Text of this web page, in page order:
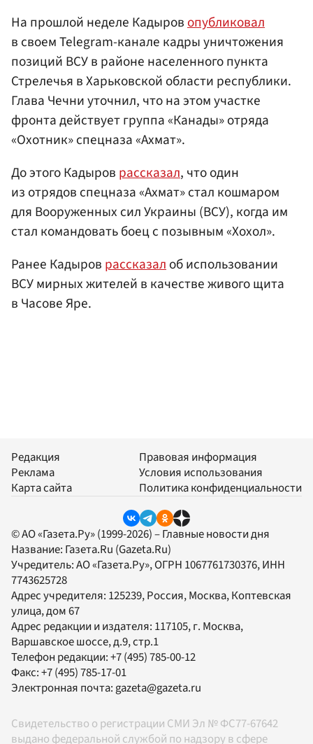
На прошлой неделе Кадыров опубликовал
в своем Telegram-канале кадры уничтожения
позиций ВСУ в районе населенного пункта
Стрелечья в Харьковской области республики.
Глава Чечни уточнил, что на этом участке
фронта действует группа «Канады» отряда
«Охотник» спецназа «Ахмат».
До этого Кадыров рассказал, что один
из отрядов спецназа «Ахмат» стал кошмаром
для Вооруженных сил Украины (ВСУ), когда им
стал командовать боец с позывным «Хохол».
Ранее Кадыров рассказалоб использовании
ВСУ мирных жителей в качестве живого щита
в Часове Яре.
Редакция
Реклама
Карта сайта
Правовая информация
Условия использования
Политика конфиденциальности
© АО «Газета.Ру» (1999-2026) – Главные новости дня
Название: Газета.Ru (Gazeta.Ru)
Учредитель:АО «Газета.Ру», ОГРН 1067761730376, ИНН
7743625728
Адрес учредителя: 125239, Россия, Москва, Коптевская
улица, дом 67
Адрес редакции и издателя: 117105, г. Москва,
Варшавское шоссе, д.9, стр.1
Телефон редакции:+7 (495) 785-00-12
Факс:+7 (495) 785-17-01
Электронная почта:gazeta@gazeta.ru
Свидетельство о регистрации СМИ Эл № ФС77-67642
выдано федеральной службой по надзору в сфере